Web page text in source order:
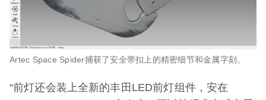
Artec Space Spider捕获了安全带扣上的精密细节和金属字刻。
“前灯还会装上全新的丰田LED前灯组件，安在